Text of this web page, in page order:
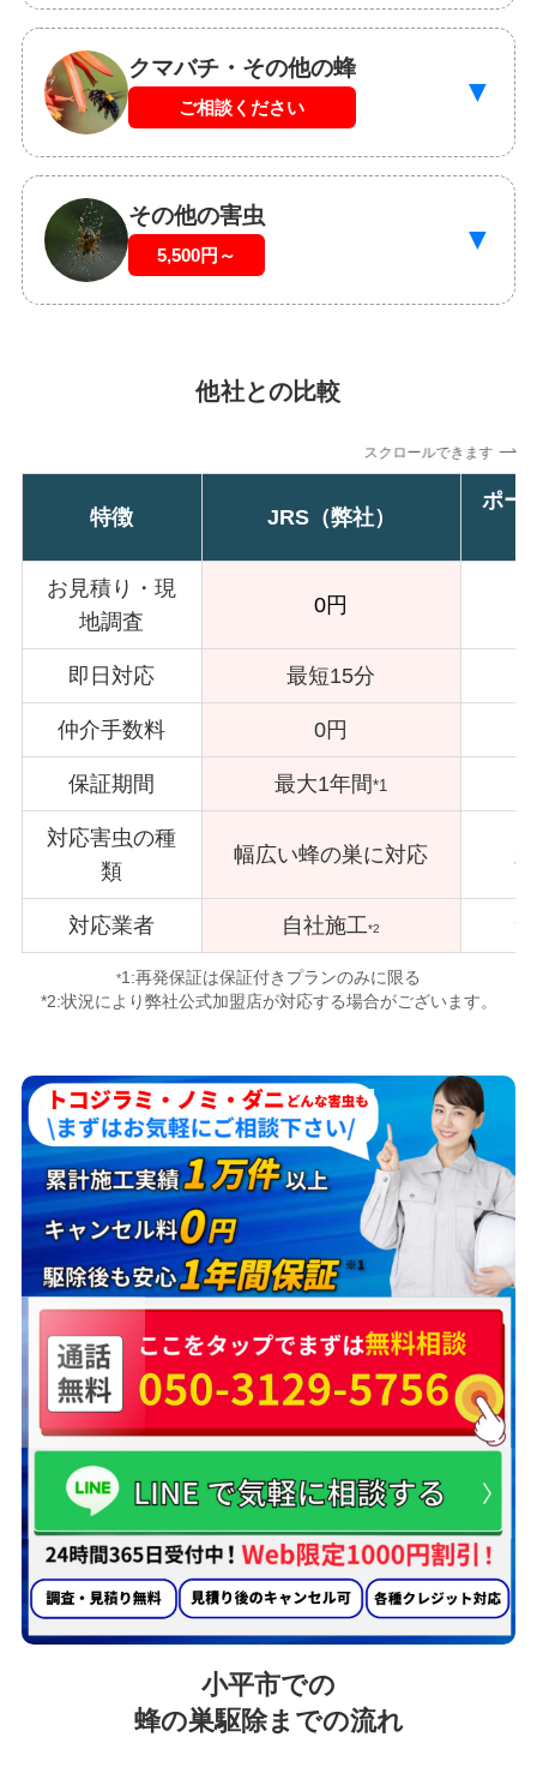
クマバチ・その他の蜂
ご相談ください ▼
その他の害虫
5,500円～ ▼
他社との比較
スクロールできます
特徴 JRS（弊社）
ポー
お見積り・現
地調査
0円
即日対応 最短15分
仲介手数料 0円
保証期間 最大1年間*1
対応害虫の種
類
幅広い蜂の巣に対応
対応業者 自社施工*2
*1:再発保証は保証付きプランのみに限る
*2:状況により弊社公式加盟店が対応する場合がございます。
小平市での
蜂の巣駆除までの流れ